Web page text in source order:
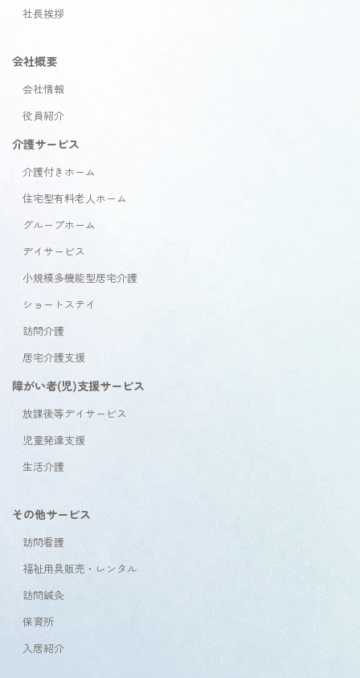
社長挨拶
会社概要
会社情報
役員紹介
介護サービス
介護付きホーム
住宅型有料老人ホーム
グループホーム
デイサービス
小規模多機能型居宅介護
ショートステイ
訪問介護
居宅介護支援
障がい者(児)支援サービス
放課後等デイサービス
児童発達支援
生活介護
その他サービス
訪問看護
福祉用具販売・レンタル
訪問鍼灸
保育所
入居紹介